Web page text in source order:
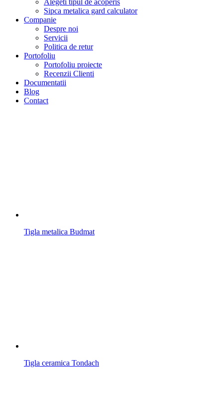
Alegeti tipul de acoperis
Sipca metalica gard calculator
Companie
Despre noi
Servicii
Politica de retur
Portofoliu
Portofoliu proiecte
Recenzii Clienti
Documentatii
Blog
Contact
Tigla metalica Budmat
Tigla ceramica Tondach